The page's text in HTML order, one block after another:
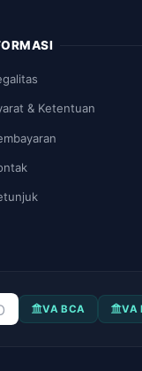
& Ketentuan
VA BCA VA